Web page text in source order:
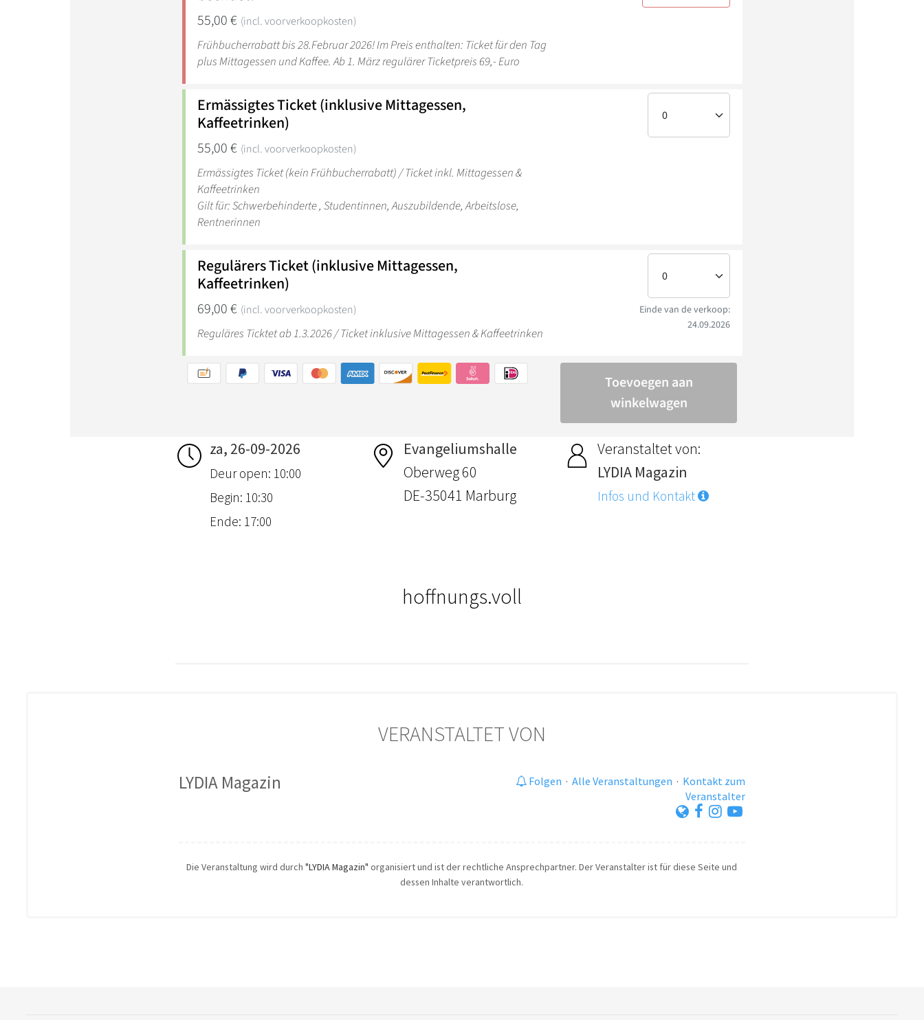
za, 26-09-2026
Deur open: 10:00
Begin: 10:30
Ende: 17:00
Evangeliumshalle
Oberweg 60
DE-35041 Marburg
Veranstaltet von:
LYDIA Magazin
Infos und Kontakt
hoffnungs.voll
VERANSTALTET VON
LYDIA Magazin Folgen · Alle Veranstaltungen · Kontakt zum
Veranstalter
Die Veranstaltung wird durch"LYDIA Magazin" organisiert und ist der rechtliche Ansprechpartner. Der Veranstalter ist für diese Seite und
dessen Inhalte verantwortlich.